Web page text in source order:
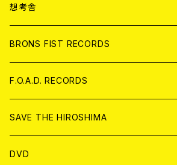
ANALOG
CD
アパレル
ANALOG
想考舎
BRONS FIST RECORDS
CD
ANALOG
F.O.A.D. RECORDS
CD
ANALOG
SAVE THE HIROSHIMA
アパレル
DVD